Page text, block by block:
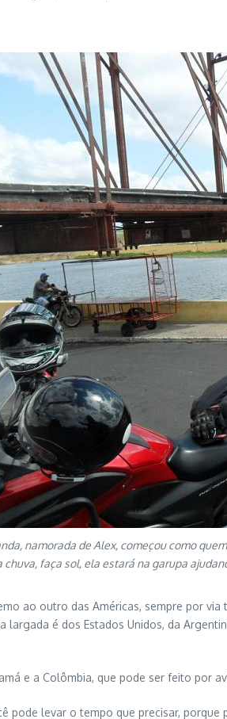
namorada de Alex, começou como
chuva, faça sol, ela estará na garupa
ao outro das Américas, sempre por
largada é dos Estados Unidos, da
e a Colômbia, que pode ser feito por
pode levar o tempo que precisar,